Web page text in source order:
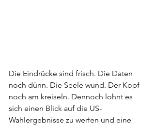
Die Eindrücke sind frisch. Die Daten
noch dünn. Die Seele wund. Der Kopf
noch am kreiseln. Dennoch lohnt es
sich einen Blick auf die US-
Wahlergebnisse zu werfen und eine